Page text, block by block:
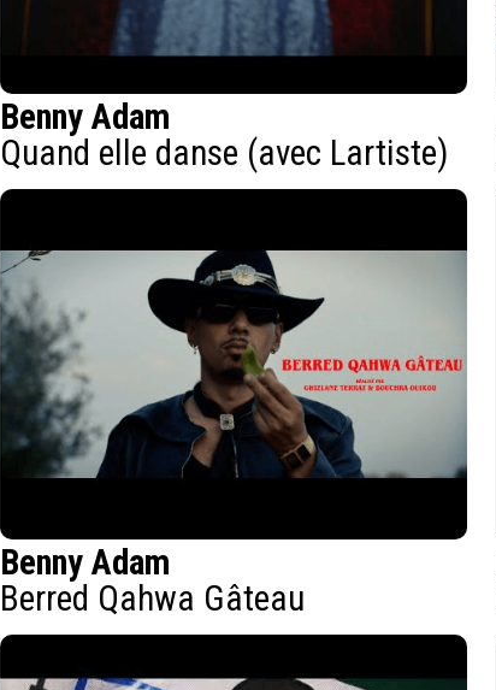
Benny Adam
Quand elle danse (avec Lartiste)
Benny Adam
Berred Qahwa Gâteau